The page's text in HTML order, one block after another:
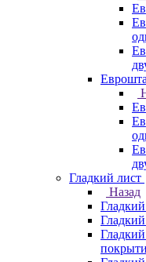
Гладкий лист
Назад